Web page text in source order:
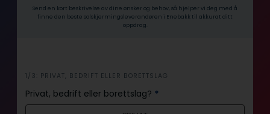
Send en kort beskrivelse av dine ønsker og behov, så hjelper vi deg med å
finne den beste solskjermingsleverandøren i Enebakk til akkurat ditt
oppdrag.
i
n
n
1/3: PRIVAT, BEDRIFT ELLER BORETTSLAG
Privat, bedrift eller borettslag? *